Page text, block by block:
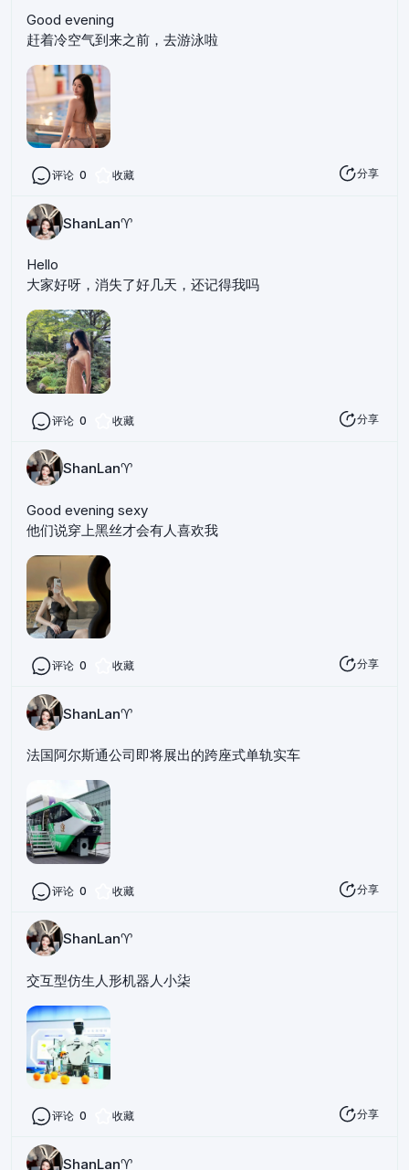
Good evening
赶着冷空气到来之前，去游泳啦
评论 0 收藏 分享
ShanLan♈️
Hello
大家好呀，消失了好几天，还记得我吗
评论 0 收藏 分享
ShanLan♈️
Good evening sexy
他们说穿上黑丝才会有人喜欢我
评论 0 收藏 分享
ShanLan♈️
法国阿尔斯通公司即将展出的跨座式单轨实车
评论 0 收藏 分享
ShanLan♈️
交互型仿生人形机器人小柒
评论 0 收藏 分享
ShanLan♈️